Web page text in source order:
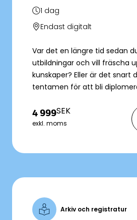
1 dag
Endast digitalt
Var det en längre tid sedan
utbildningar och vill fräscha
kunskaper? Eller är det snart
tentamen för att bli
4 999SEK
exkl. moms
Arkiv och registratur